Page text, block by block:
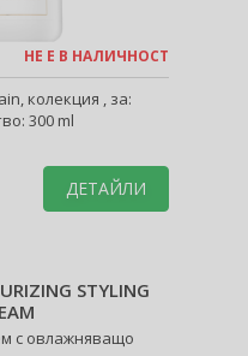
НЕ Е В НАЛИЧНОСТ
колекция , за:
300 ml
ДЕТАЙЛИ
STYLING
с овлажняващо